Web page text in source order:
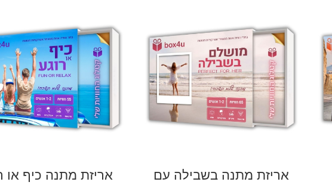
אריזת מתנה בשבילה עם
אריזת מתנה כיף או